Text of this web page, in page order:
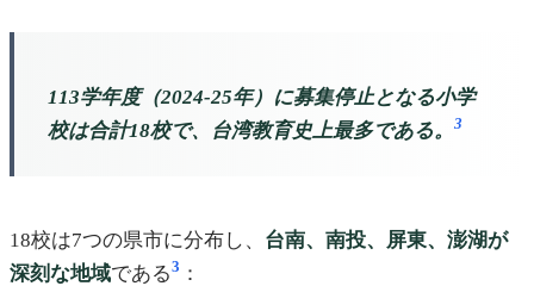
113学年度（2024-25年）に募集停止となる小学
校は合計18校で、台湾教育史上最多である。
3
18校は7つの県市に分布し、 台南、南投、屏東、澎湖が
深刻な地域である3 ：